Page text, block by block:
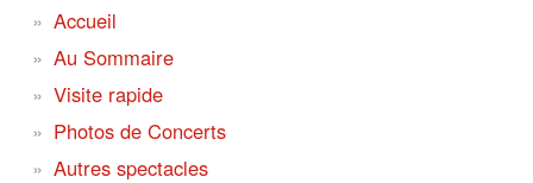
Accueil
Au Sommaire
Visite rapide
Photos de Concerts
Autres spectacles